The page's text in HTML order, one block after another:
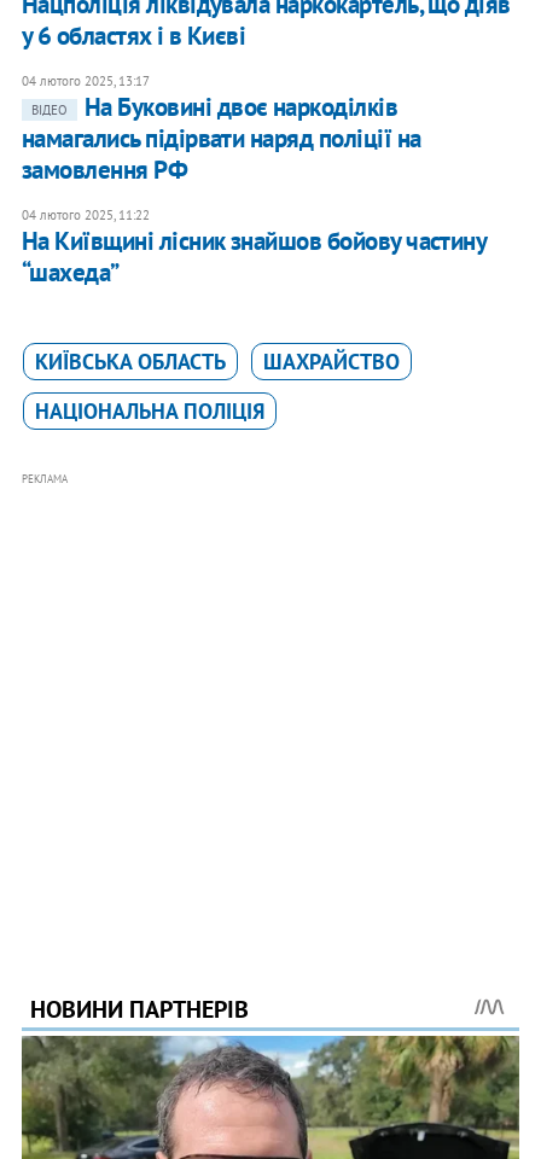
у 6 областях і в Києві
04 лютого 2025, 13:17
ВІДЕО
На Буковині двоє наркоділків
намагались підірвати наряд поліції на
замовлення РФ
04 лютого 2025, 11:22
На Київщині лісник знайшов бойову частину
“шахеда”
КИЇВСЬКА ОБЛАСТЬ
ШАХРАЙСТВО
НАЦІОНАЛЬНА ПОЛІЦІЯ
РЕКЛАМА